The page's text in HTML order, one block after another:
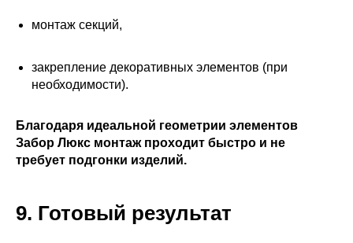
монтаж секций,
закрепление декоративных элементов (при
необходимости).
Благодаря идеальной геометрии элементов
Забор Люкс монтаж проходит быстро и не
требует подгонки изделий.
9. Готовый результат